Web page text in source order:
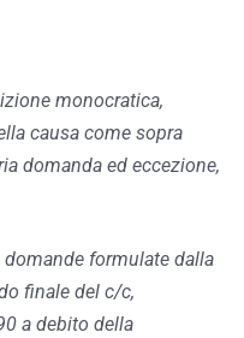
monocratica,
causa come sopra
domanda ed eccezione,
formulate dalla
finale del c/c,
a debito della